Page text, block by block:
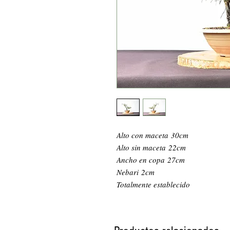
Alto con maceta 30cm
Alto sin maceta 22cm
Ancho en copa 27cm
Nebari 2cm
Totalmente establecido